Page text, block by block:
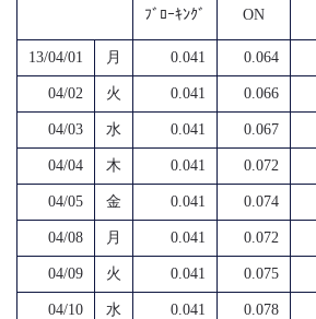
ﾌﾞﾛｰｷﾝｸﾞ
ON
13/04/01 月 0.041 0.064
04/02 火 0.041 0.066
04/03 水 0.041 0.067
04/04 木 0.041 0.072
04/05 金 0.041 0.074
04/08 月 0.041 0.072
04/09 火 0.041 0.075
04/10 水 0.041 0.078